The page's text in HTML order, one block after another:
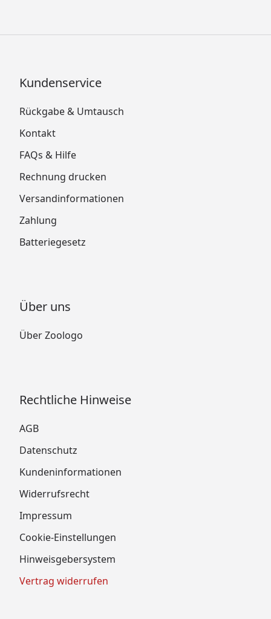
Kundenservice
Rückgabe & Umtausch
Kontakt
FAQs & Hilfe
Rechnung drucken
Versandinformationen
Zahlung
Batteriegesetz
Über uns
Über Zoologo
Rechtliche Hinweise
AGB
Datenschutz
Kundeninformationen
Widerrufsrecht
Impressum
Cookie-Einstellungen
Hinweisgebersystem
Vertrag widerrufen